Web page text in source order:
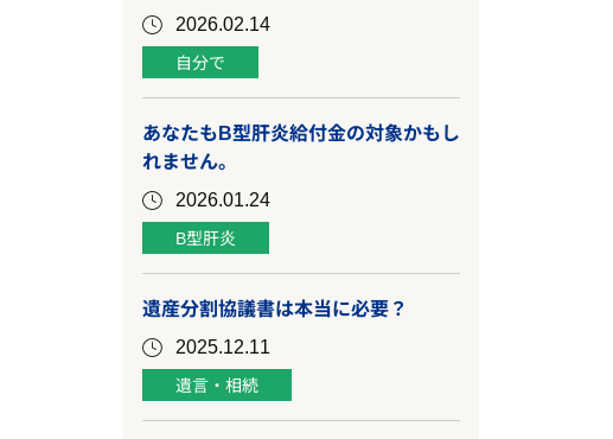
2026.02.14
自分で
あなたもB型肝炎給付金の対象かもし
れません。
2026.01.24
B型肝炎
遺産分割協議書は本当に必要？
2025.12.11
遺言・相続